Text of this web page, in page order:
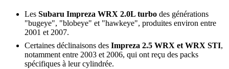
Les Subaru Impreza WRX 2.0L turbo des générations
"bugeye", "blobeye" et "hawkeye", produites environ entre
2001 et 2007.
Certaines déclinaisons des Impreza 2.5 WRX et WRX STI,
notamment entre 2003 et 2006, qui ont reçu des packs
spécifiques à leur cylindrée.